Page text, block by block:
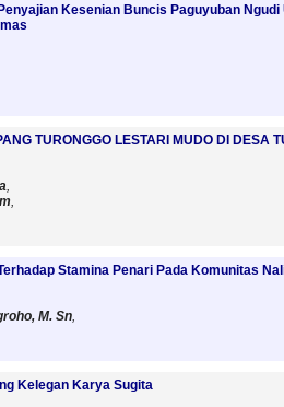
Kesenian Buncis Paguyuban
TURONGGO LESTARI MUDO DI DESA
,
,
Stamina Penari Pada Komunitas
M. Sn,
Kelegan Karya Sugita